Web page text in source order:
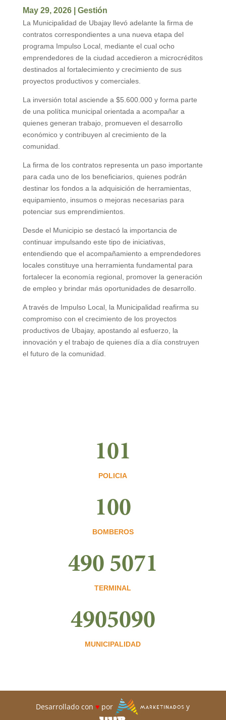
May 29, 2026| Gestión
La Municipalidad de Ubajay llevó adelante la firma de
contratos correspondientes a una nueva etapa del
programa Impulso Local, mediante el cual ocho
emprendedores de la ciudad accedieron a microcréditos
destinados al fortalecimiento y crecimiento de sus
proyectos productivos y comerciales.
La inversión total asciende a $5.600.000 y forma parte
de una política municipal orientada a acompañar a
quienes generan trabajo, promueven el desarrollo
económico y contribuyen al crecimiento de la
comunidad.
La firma de los contratos representa un paso importante
para cada uno de los beneficiarios, quienes podrán
destinar los fondos a la adquisición de herramientas,
equipamiento, insumos o mejoras necesarias para
potenciar sus emprendimientos.
Desde el Municipio se destacó la importancia de
continuar impulsando este tipo de iniciativas,
entendiendo que el acompañamiento a emprendedores
locales constituye una herramienta fundamental para
fortalecer la economía regional, promover la generación
de empleo y brindar más oportunidades de desarrollo.
A través de Impulso Local, la Municipalidad reafirma su
compromiso con el crecimiento de los proyectos
productivos de Ubajay, apostando al esfuerzo, la
innovación y el trabajo de quienes día a día construyen
el futuro de la comunidad.
101
POLICIA
100
BOMBEROS
490 5071
TERMINAL
4905090
MUNICIPALIDAD
Desarrollado con ♥ por y